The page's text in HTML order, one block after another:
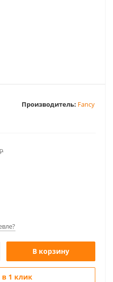
Производитель: Fancy
В корзину
в 1 клик